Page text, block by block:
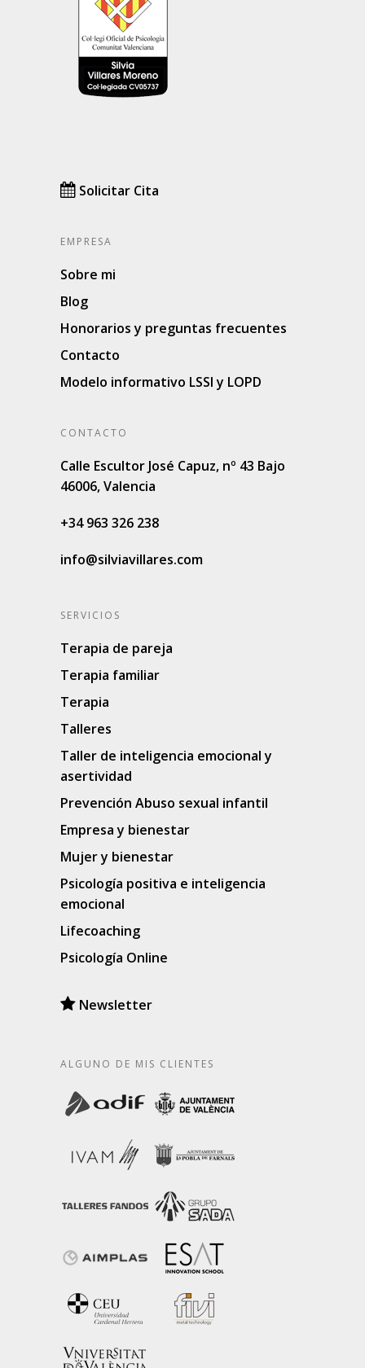
Solicitar Cita
EMPRESA
Sobre mi
Blog
Honorarios y preguntas frecuentes
Contacto
Modelo informativo LSSI y LOPD
CONTACTO
Calle Escultor José Capuz, nº 43 Bajo
46006, Valencia
+34 963 326 238
info@silviavillares.com
SERVICIOS
Terapia de pareja
Terapia familiar
Terapia
Talleres
Taller de inteligencia emocional y
asertividad
Prevención Abuso sexual infantil
Empresa y bienestar
Mujer y bienestar
Psicología positiva e inteligencia
emocional
Lifecoaching
Psicología Online
Newsletter
ALGUNO DE MIS CLIENTES